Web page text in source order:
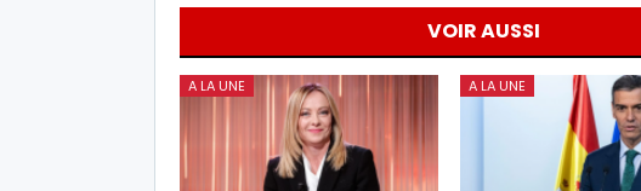
VOIR AUSSI
A LA UNE A LA UNE